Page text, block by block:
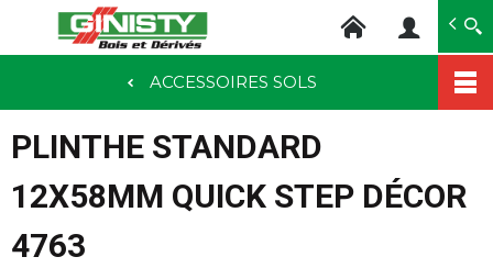
au
contenu
ACCESSOIRES SOLS
PLINTHE STANDARD
12X58MM QUICK STEP DÉCOR
4763